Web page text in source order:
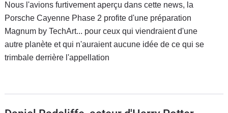
Nous l'avions furtivement aperçu dans cette news, la
Porsche Cayenne Phase 2 profite d'une préparation
Magnum by TechArt... pour ceux qui viendraient d'une
autre planète et qui n'auraient aucune idée de ce qui se
trimbale derrière l'appellation